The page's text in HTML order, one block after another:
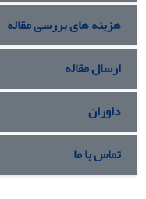
هزینه های بررسی مقاله
ارسال مقاله
داوران
تماس با ما